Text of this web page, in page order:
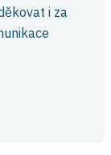
i za